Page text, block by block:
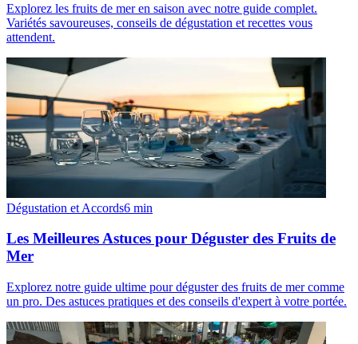
Explorez les fruits de mer en saison avec notre guide complet.
Variétés savoureuses, conseils de dégustation et recettes vous
attendent.
Dégustation et Accords6 min
Les Meilleures Astuces pour Déguster des Fruits de
Mer
Explorez notre guide ultime pour déguster des fruits de mer comme
un pro. Des astuces pratiques et des conseils d'expert à votre portée.